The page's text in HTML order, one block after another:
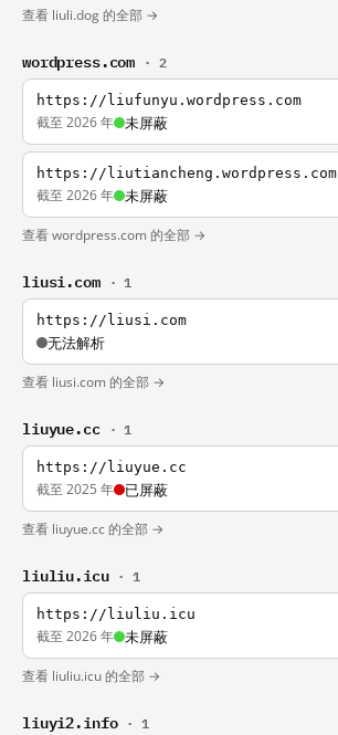
查看 liuli.dog 的全部 →
wordpress.com · 2
https://liufunyu.wordpress.com
截至 2026 年 未屏蔽
https://liutiancheng.wordpress.com
截至 2026 年 未屏蔽
查看 wordpress.com 的全部 →
liusi.com · 1
https://liusi.com
无法解析
查看 liusi.com 的全部 →
liuyue.cc · 1
https://liuyue.cc
截至 2025 年 已屏蔽
查看 liuyue.cc 的全部 →
liuliu.icu · 1
https://liuliu.icu
截至 2026 年 未屏蔽
查看 liuliu.icu 的全部 →
liuyi2.info · 1